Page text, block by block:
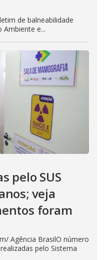
de balneabilidade
e...
pelo SUS
veja
foram
Agência BrasilO número
pelo Sistema